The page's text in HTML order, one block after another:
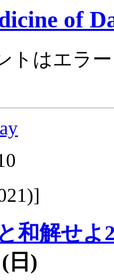
of
トはエラ
和解せ
日)